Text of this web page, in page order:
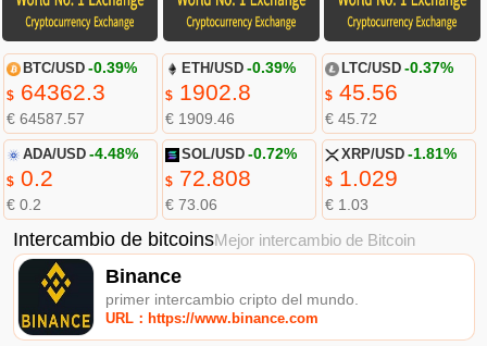
BTC/USD -0.39%
$64362.3
€ 64587.57
ETH/USD -0.39%
$ 1902.8
€ 1909.46
LTC/USD -0.37%
$45.56
€ 45.72
ADA/USD -4.48%
$0.2
€ 0.2
SOL/USD -0.72%
$ 72.808
€ 73.06
XRP/USD -1.81%
$1.029
€ 1.03
Intercambio de bitcoinsMejor intercambio de Bitcoin
Binance
primer intercambio cripto del mundo.
URL：https://www.binance.com